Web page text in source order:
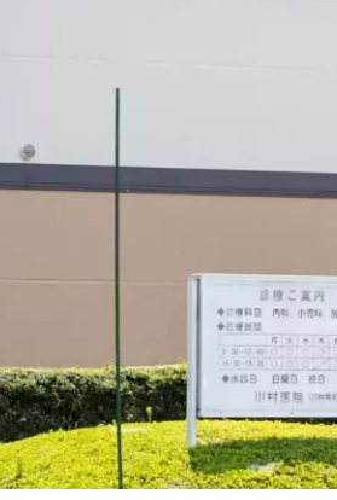
健康診断・がん検診